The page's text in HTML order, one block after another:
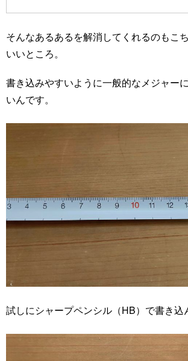
そんなあるあるを解消してくれるのもこ
いいところ。
書き込みやすいように一般的なメジャー
いんです。
試しにシャープペンシル（HB）で書き込